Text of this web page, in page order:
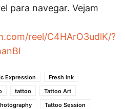
para navegar. Vejam
reel/C4HArO3udlK/?
Expression
Fresh Ink
tattoo
Tattoo Art
Tattoo Session